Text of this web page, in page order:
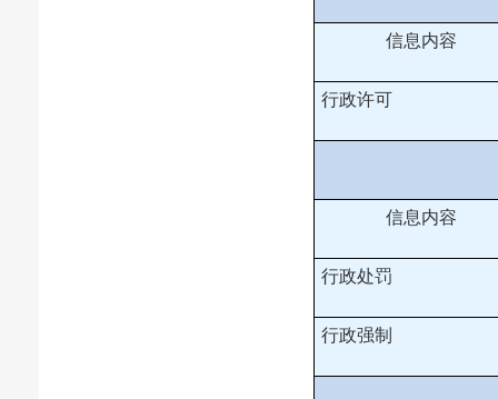
信息内容
行政许可
信息内容
行政处罚
行政强制